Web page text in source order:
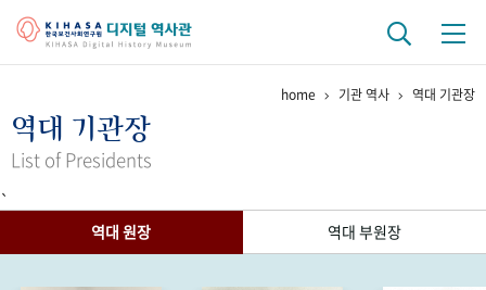
걸어온 길 기관 변천사
연구 역사
정책과 연구 키워드로 보는 연구 역사
연구자들
home 기관 역사 역대 기관장
역대 기관장
List of Presidents
`
역대 원장
역대 부원장